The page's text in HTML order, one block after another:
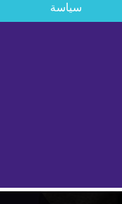
سياسة